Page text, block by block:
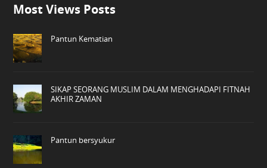
Most Views Posts
Pantun Kematian
SIKAP SEORANG MUSLIM DALAM MENGHADAPI FITNAH
AKHIR ZAMAN
Pantun bersyukur